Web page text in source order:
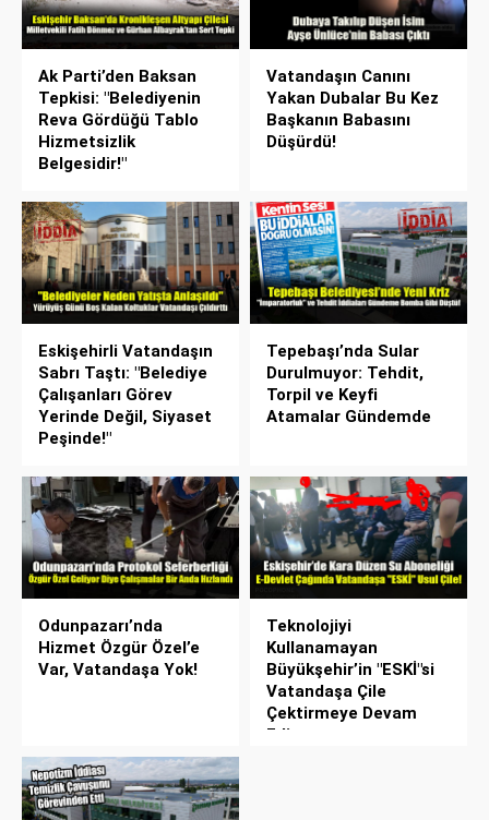
Ak Parti’den Baksan
Tepkisi: "Belediyenin
Reva Gördüğü Tablo
Hizmetsizlik
Belgesidir!"
Vatandaşın Canını
Yakan Dubalar Bu Kez
Başkanın Babasını
Düşürdü!
Eskişehirli Vatandaşın
Sabrı Taştı: "Belediye
Çalışanları Görev
Yerinde Değil, Siyaset
Peşinde!"
Tepebaşı’nda Sular
Durulmuyor: Tehdit,
Torpil ve Keyfi
Atamalar Gündemde
Odunpazarı’nda
Hizmet Özgür Özel’e
Var, Vatandaşa Yok!
Teknolojiyi
Kullanamayan
Büyükşehir’in "ESKİ"si
Vatandaşa Çile
Çektirmeye Devam
Ediyor